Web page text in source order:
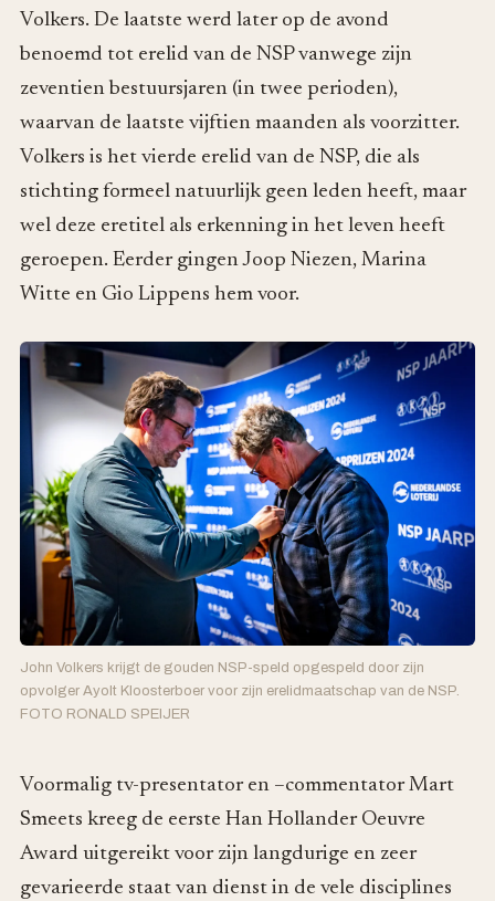
Volkers. De laatste werd later op de avond
benoemd tot erelid van de NSP vanwege zijn
zeventien bestuursjaren (in twee perioden),
waarvan de laatste vijftien maanden als voorzitter.
Volkers is het vierde erelid van de NSP, die als
stichting formeel natuurlijk geen leden heeft, maar
wel deze eretitel als erkenning in het leven heeft
geroepen. Eerder gingen Joop Niezen, Marina
Witte en Gio Lippens hem voor.
John Volkers krijgt de gouden NSP-speld opgespeld door zijn
opvolger Ayolt Kloosterboer voor zijn erelidmaatschap van de NSP.
FOTO RONALD SPEIJER
Voormalig tv-presentator en –commentator Mart
Smeets kreeg de eerste Han Hollander Oeuvre
Award uitgereikt voor zijn langdurige en zeer
gevarieerde staat van dienst in de vele disciplines